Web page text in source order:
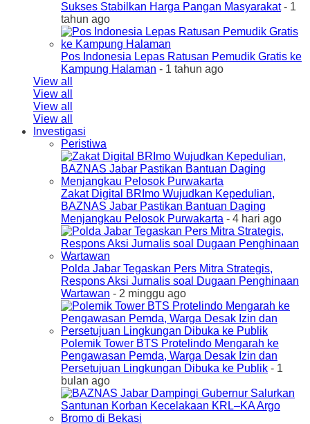
Sukses Stabilkan Harga Pangan Masyarakat- 1
tahun ago
Pos Indonesia Lepas Ratusan Pemudik Gratis ke
Kampung Halaman - 1 tahun ago
View all
View all
View all
View all
Investigasi
Peristiwa
Zakat Digital BRImo Wujudkan Kepedulian,
BAZNAS Jabar Pastikan Bantuan Daging
Menjangkau Pelosok Purwakarta - 4 hari ago
Polda Jabar Tegaskan Pers Mitra Strategis,
Respons Aksi Jurnalis soal Dugaan Penghinaan
Wartawan - 2 minggu ago
Polemik Tower BTS Protelindo Mengarah ke
Pengawasan Pemda, Warga Desak Izin dan
Persetujuan Lingkungan Dibuka ke Publik - 1
bulan ago